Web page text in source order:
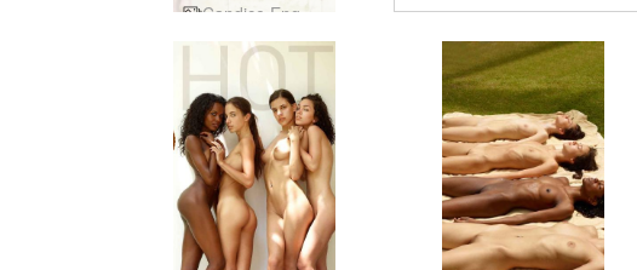
Candice Engelie Kiki Valerie 4 υπέροχα θηλυκά